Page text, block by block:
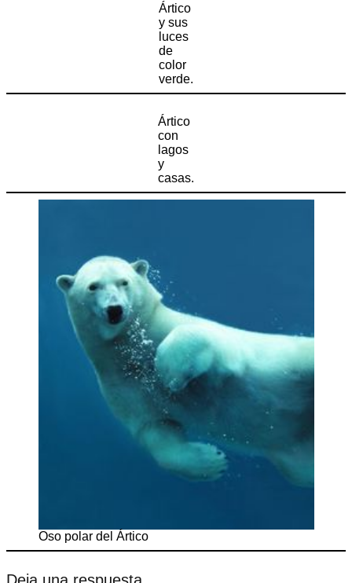
Ártico
y sus
luces
de
color
verde.
Ártico
con
lagos
y
casas.
Oso polar del Ártico